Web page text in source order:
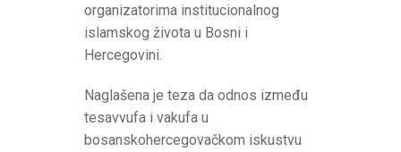
organizatorima institucionalnog
islamskog života u Bosni i
Hercegovini.
Naglašena je teza da odnos između
tesavvufa i vakufa u
bosanskohercegovačkom iskustvu